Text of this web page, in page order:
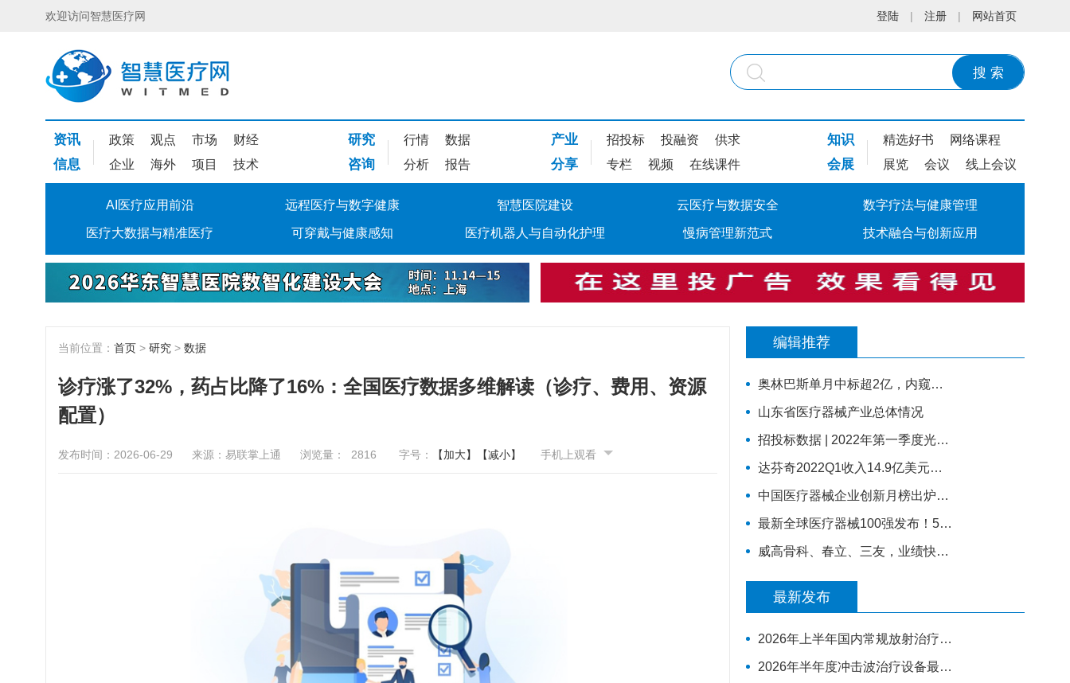
欢迎访问智慧医疗网 登陆 | 注册 | 网站首页
搜 索
资讯 政策 观点 市场 财经
信息 企业 海外 项目 技术
研究 行情 数据
咨询 分析 报告
产业 招投标 投融资 供求
分享 专栏 视频 在线课件
知识 精选好书 网络课程
会展 展览 会议 线上会议
AI医疗应用前沿 远程医疗与数字健康 智慧医院建设 云医疗与数据安全 数字疗法与健康管理
医疗大数据与精准医疗 可穿戴与健康感知 医疗机器人与自动化护理 慢病管理新范式 技术融合与创新应用
当前位置： 首页 > 研究 > 数据
诊疗涨了32%，药占比降了16%：全国医疗数据多维解读（诊疗、费用、资源
配置）
发布时间：2026-06-29 来源：易联掌上通 浏览量： 2816 字号： 【加大】 【减小】 手机上观看
编辑推荐
奥林巴斯单月中标超2亿，内窥镜采购排行来了！
山东省医疗器械产业总体情况
招投标数据 | 2022年第一季度光治疗设备招采报告：为人光大狂揽2成中标份额
达芬奇2022Q1收入14.9亿美元，装机311台，手术量同步增长19%
中国医疗器械企业创新月榜出炉，医用成像成融资热门领域
最新全球医疗器械100强发布！5家中国企业上榜，迈瑞缺席
威高骨科、春立、三友，业绩快报公布
最新发布
2026年上半年国内常规放射治疗类设备市场观察
2026年半年度冲击波治疗设备最具影响力排行榜：翔宇医疗、医迈斯、慧康排名前三，XY-K-MEDICAL系列广受欢迎